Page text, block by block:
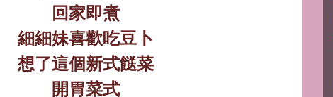
回家即煮
細細妹喜歡吃豆卜
想了這個新式餸菜
開胃菜式